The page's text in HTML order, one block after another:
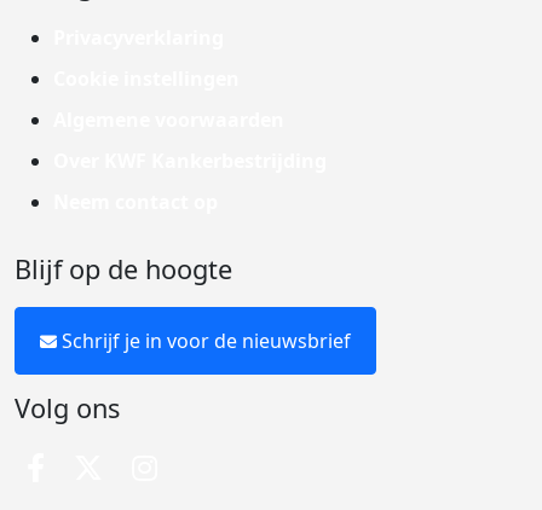
Blijf op de hoogte
Schrijf je in voor de nieuwsbrief
Volg ons